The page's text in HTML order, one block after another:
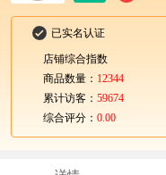
已实名认证
店铺综合指数
商品数量： 12344
累计访客： 59674
综合评分： 0.00